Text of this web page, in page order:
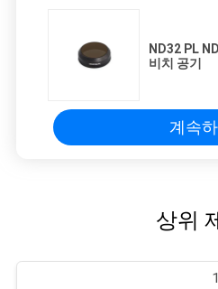
ND32 PL
비치 공기
계속
상위